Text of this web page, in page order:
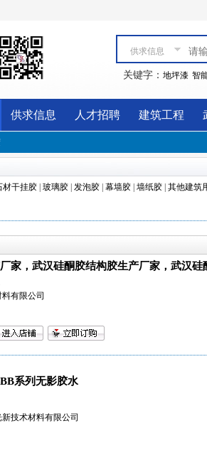
供求信息
关键字： 地坪漆 智
供求信息 人才招聘 建筑工程
材干挂胶 玻璃胶 发泡胶 幕墙胶 墙纸胶 其他建筑
家，武汉硅酮胶结构胶生产厂家，武汉
有限公司
系列无影胶水
技术材料有限公司